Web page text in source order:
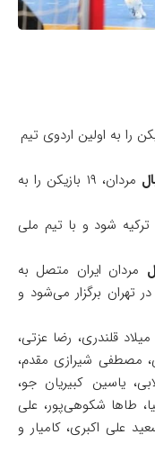
ملی هندبال مردان ایران ۱۹ بازیکن را به اولین اردوی تیم
مردان، ۱۹ بازیکن را به
ترکیه شود و با تیم ملی
مردان ایران متصل به
ترکیه از ۲۱ تا ۲۷ خرداد در تهران برگزار می‌شود و
قلندری، رضا عزتی،
مصطفی شیرازی مقدم،
یاسین کبیریان جو،
طاها شکوهی‌پور، علی
علی اکبری، کامیار و